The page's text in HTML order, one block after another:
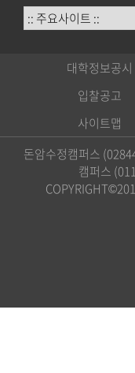
대학정보공시
입찰공고
사이트맵
돈암수정캠퍼스
캠퍼스